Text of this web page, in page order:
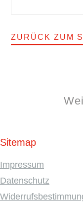
ZURÜCK ZUM
Sitemap
Impressum
Datenschutz